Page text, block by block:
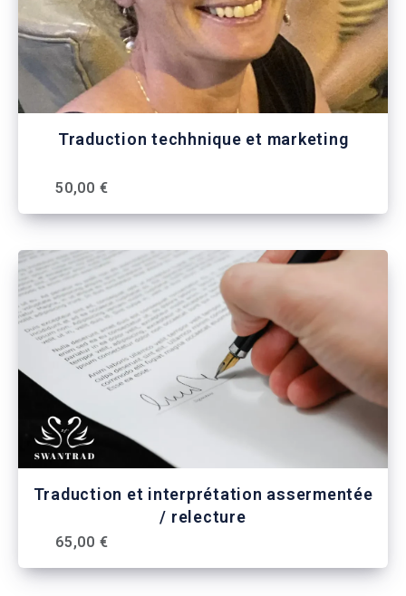
Traduction techhnique et marketing
50,00 €
Traduction et interprétation assermentée
/ relecture
65,00 €